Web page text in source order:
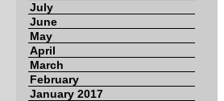
July
June
May
April
March
February
January 2017